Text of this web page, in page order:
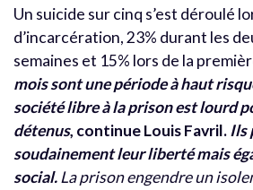
Un suicide sur cinq s’est déroulé
d’incarcération, 23% durant les
semaines et 15% lors de la
mois sont une période à haut
société libre à la prison est lourd
détenus, continue Louis Favril.Ils
soudainement leur liberté mais
social.La prison engendre un